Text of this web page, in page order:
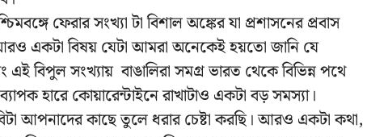
ফেরার সংখ্যা টা বিশাল অঙ্কের যা প্রশাসনের প্রবাস
আরও একটা বিষয় যেটা আমরা অনেকেই হয়তো জানি যে
বিপুল সংখ্যায় বাঙালিরা সমগ্র ভারত থেকে বিভিন্ন পথে
হারে কোয়ারেন্টাইনে রাখাটাও একটা বড় সমস্যা।
আপনাদের কাছে তুলে ধরার চেষ্টা করছি। আরও একটা কথা,